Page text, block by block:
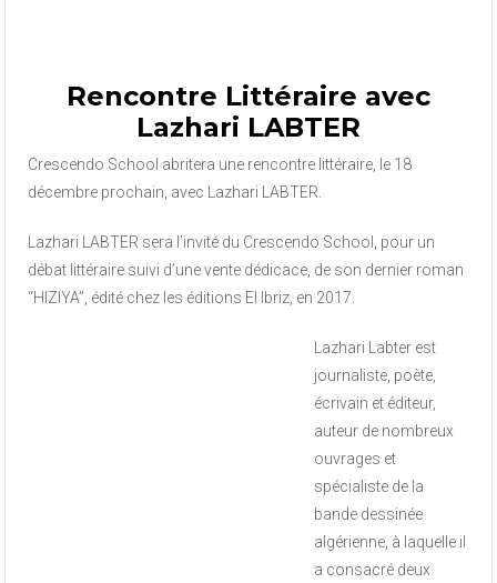
Rencontre Littéraire avec
Lazhari LABTER
Crescendo School abritera une rencontre littéraire, le 18
décembre prochain, avec Lazhari LABTER.
Lazhari LABTER sera l’invité du Crescendo School, pour un
débat littéraire suivi d’une vente dédicace, de son dernier roman
“HIZIYA”, édité chez les éditions El Ibriz, en 2017.
Lazhari Labter est
journaliste, poète,
écrivain et éditeur,
auteur de nombreux
ouvrages et
spécialiste de la
bande dessinée
algérienne, à laquelle il
a consacré deux